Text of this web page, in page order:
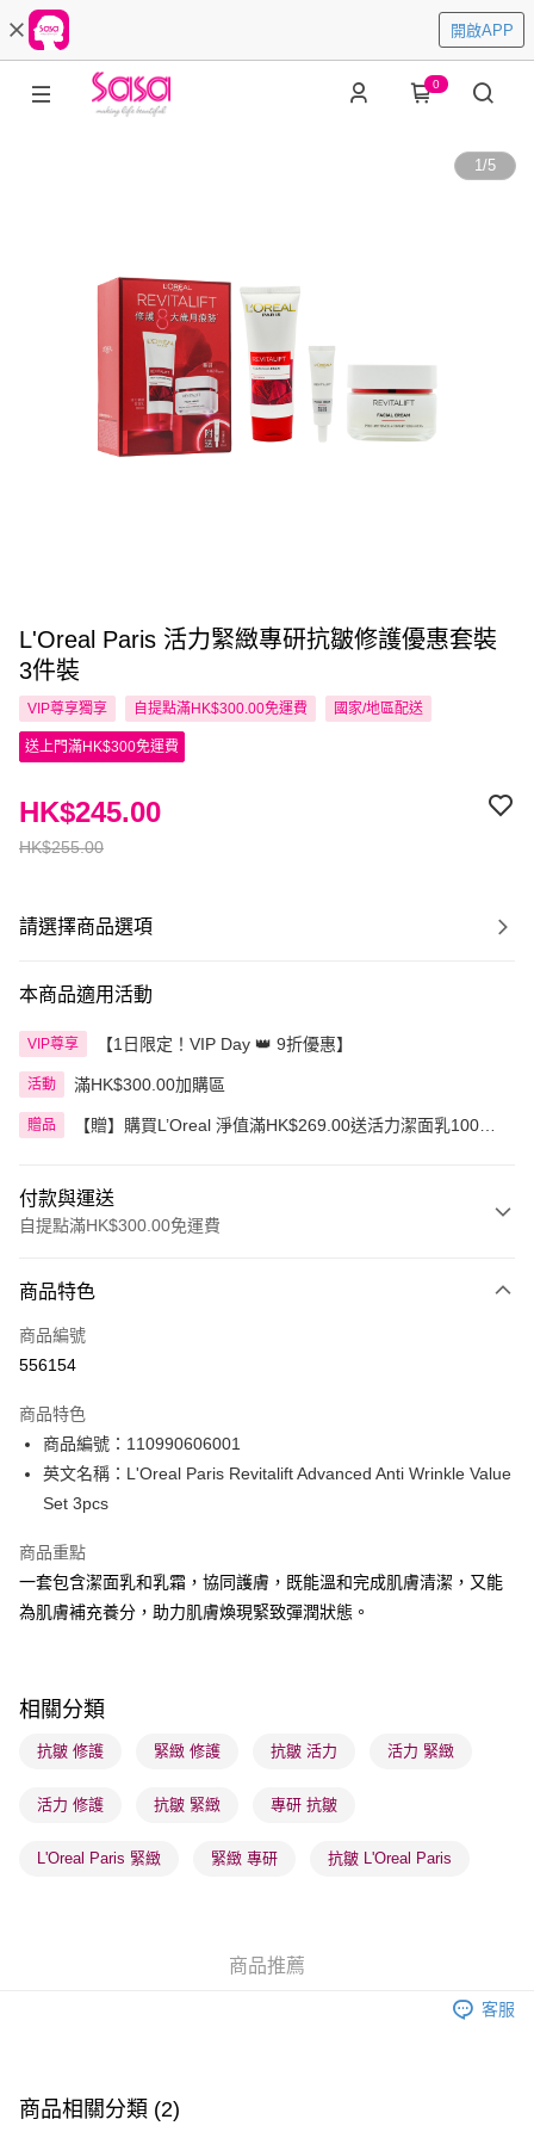
開啟APP
0
1/5
L'Oreal Paris 活力緊緻專研抗皺修護優惠套裝
3件裝
VIP尊享獨享 自提點滿HK$300.00免運費 國家/地區配送
送上門滿HK$300免運費
HK$255.00
HK$245.00
請選擇商品選項
本商品適用活動
VIP尊享 【1日限定！VIP Day 👑 9折優惠】
活動 滿HK$300.00加購區
贈品
【贈】購買L’Oreal 淨值滿HK$269.00送活力潔面乳100毫
付款與運送
自提點滿HK$300.00免運費
信用卡
Apple Pay
PayMe
WeChat Pay
送貨方式
順豐自助櫃 - 確認發貨後1-3個工作天送達
順豐站及營業點 - 確認發貨後1-3個工作天送達
物流公司進行物流配送
澳門地區配送 - 確認發貨後1-4個工作天送達
商品特色
商品編號
556154
商品特色
商品編號：110990606001
英文名稱：L'Oreal Paris Revitalift Advanced Anti Wrinkle Value
Set 3pcs
商品重點
一套包含潔面乳和乳霜，協同護膚，既能溫和完成肌膚清潔，又能
為肌膚補充養分，助力肌膚煥現緊致彈潤狀態。
相關分類
抗皺 修護 緊緻 修護 抗皺 活力 活力 緊緻
活力 修護 抗皺 緊緻 專研 抗皺
L'Oreal Paris 緊緻 緊緻 專研 抗皺 L'Oreal Paris
商品推薦
客服
商品相關分類 (2)